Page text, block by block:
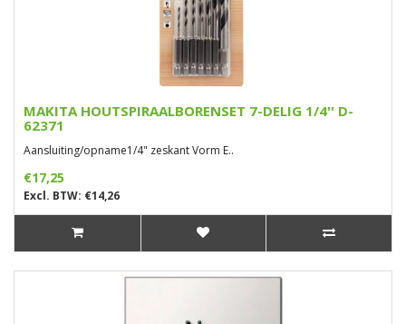
MAKITA HOUTSPIRAALBORENSET 7-DELIG 1/4'' D-
62371
Aansluiting/opname1/4" zeskant Vorm E..
€17,25
Excl. BTW: €14,26